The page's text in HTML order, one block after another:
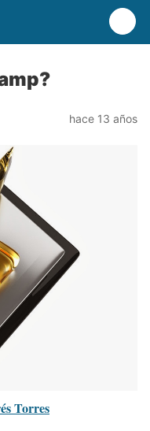
hace 13 años
Torres